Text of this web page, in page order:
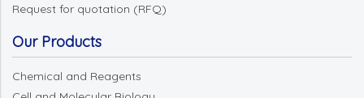
Request for quotation (RFQ)
Our Products
Chemical and Reagents